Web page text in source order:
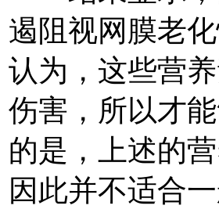
遏阻视网膜老
认为，这些营
伤害，所以才
的是，上述的
因此并不适合